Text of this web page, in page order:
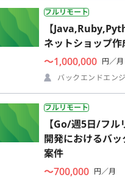
フルリモート
【
ネットショップ
〜1,000,000 円／月
バックエンドエン
フルリモート
【Go/週5日/フ
開発におけるバ
案件
〜700,000 円／月